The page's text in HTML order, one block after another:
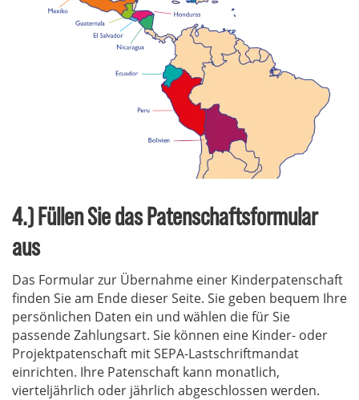
4.) Füllen Sie das Patenschaftsformular
aus
Das Formular zur Übernahme einer Kinderpatenschaft
finden Sie am Ende dieser Seite. Sie geben bequem Ihre
persönlichen Daten ein und wählen die für Sie
passende Zahlungsart. Sie können eine Kinder- oder
Projektpatenschaft mit SEPA-Lastschriftmandat
einrichten. Ihre Patenschaft kann monatlich,
vierteljährlich oder jährlich abgeschlossen werden.